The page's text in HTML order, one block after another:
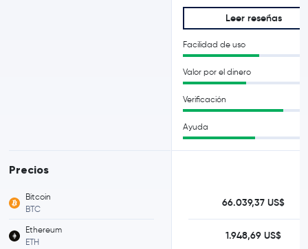
Precios
Bitcoin
BTC
Ethereum
ETH
Leer reseñas
Facilidad de uso
Valor por el dinero
Verificación
Ayuda
66.039,37 US$
1.948,69 US$